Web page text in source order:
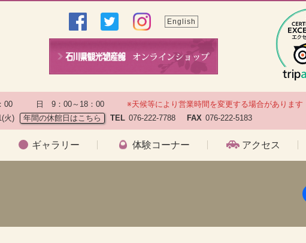
English
00　　　日　9：00～18：00
※天候等により営業時間を変更する場合があります
火) 年間の休館日はこちら TEL 076-222-7788 FAX 076-222-5183
ギャラリー 体験コーナー アクセス